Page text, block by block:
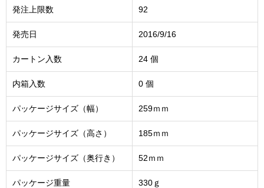
発注上限数 92
発売日 2016/9/16
カートン入数 24 個
内箱入数 0 個
パッケージサイズ（幅） 259ｍｍ
パッケージサイズ（高さ） 185ｍｍ
パッケージサイズ（奥行き） 52ｍｍ
パッケージ重量 330ｇ